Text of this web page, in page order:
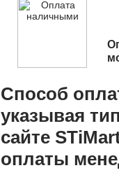
Способ
указывая
сайте
оплаты